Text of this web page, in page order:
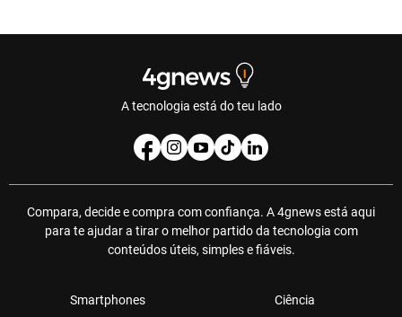
A tecnologia está do teu lado
Compara, decide e compra com confiança. A 4gnews está aqui
para te ajudar a tirar o melhor partido da tecnologia com
conteúdos úteis, simples e fiáveis.
Smartphones Ciência